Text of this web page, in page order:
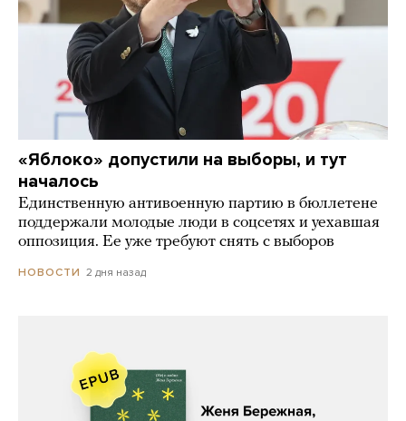
«Яблоко» допустили на выборы, и тут
началось
Единственную антивоенную партию в бюллетене
поддержали молодые люди в соцсетях и уехавшая
оппозиция. Ее уже требуют снять с выборов
НОВОСТИ 2 дня назад